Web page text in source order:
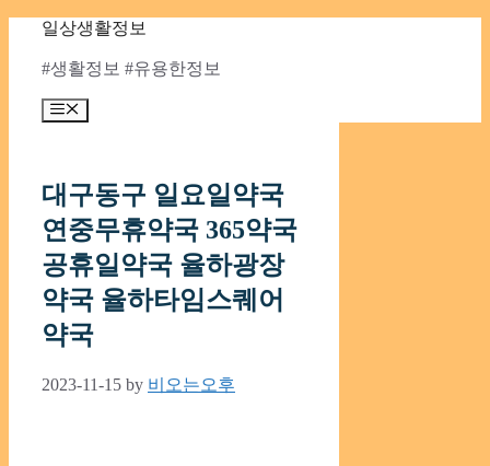
content
일상생활정보
#생활정보 #유용한정보
Menu
대구동구 일요일약국
연중무휴약국 365약국
공휴일약국 율하광장
약국 율하타임스퀘어
약국
2023-11-15 by 비오는오후